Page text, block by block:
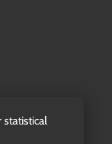
statistical